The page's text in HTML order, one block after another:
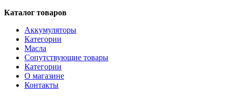
Каталог товаров
Аккумуляторы
Категории
Масла
Сопутствующие товары
Категории
О магазине
Контакты